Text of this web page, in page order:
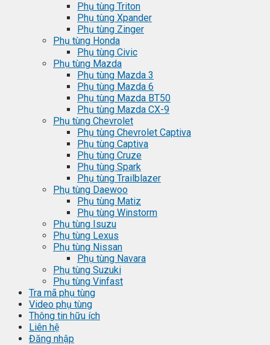
Phụ tùng Triton
Phụ tùng Xpander
Phụ tùng Zinger
Phụ tùng Honda
Phụ tùng Civic
Phụ tùng Mazda
Phụ tùng Mazda 3
Phụ tùng Mazda 6
Phụ tùng Mazda BT50
Phụ tùng Mazda CX-9
Phụ tùng Chevrolet
Phụ tùng Chevrolet Captiva
Phụ tùng Captiva
Phụ tùng Cruze
Phụ tùng Spark
Phụ tùng Trailblazer
Phụ tùng Daewoo
Phụ tùng Matiz
Phụ tùng Winstorm
Phụ tùng Isuzu
Phụ tùng Lexus
Phụ tùng Nissan
Phụ tùng Navara
Phụ tùng Suzuki
Phụ tùng Vinfast
Tra mã phụ tùng
Video phụ tùng
Thông tin hữu ích
Liên hệ
Đăng nhập